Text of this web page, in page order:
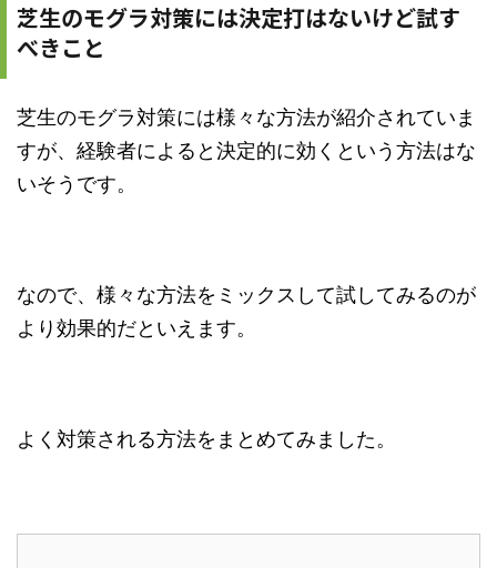
芝生のモグラ対策には決定打はないけど試す
べきこと
芝生のモグラ対策には様々な方法が紹介されていま
すが、経験者によると決定的に効くという方法はな
いそうです。
なので、様々な方法をミックスして試してみるのが
より効果的だといえます。
よく対策される方法をまとめてみました。